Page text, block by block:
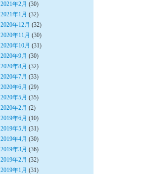
2021年2月 (30)
2021年1月 (32)
2020年12月 (32)
2020年11月 (30)
2020年10月 (31)
2020年9月 (30)
2020年8月 (32)
2020年7月 (33)
2020年6月 (29)
2020年5月 (35)
2020年2月 (2)
2019年6月 (10)
2019年5月 (31)
2019年4月 (30)
2019年3月 (36)
2019年2月 (32)
2019年1月 (31)